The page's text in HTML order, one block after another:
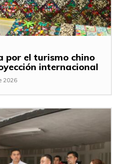
por el turismo chino
internacional
2026